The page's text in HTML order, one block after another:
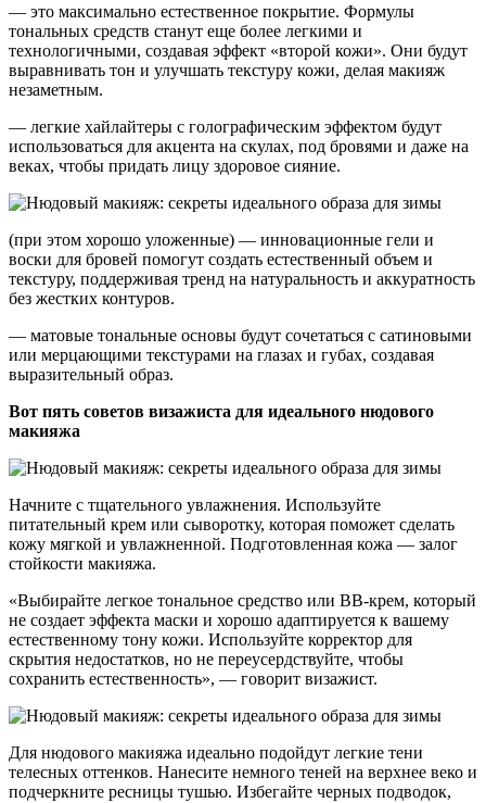
— это максимально естественное покрытие. Формулы
тональных средств станут еще более легкими и
технологичными, создавая эффект «второй кожи». Они будут
выравнивать тон и улучшать текстуру кожи, делая макияж
незаметным.
— легкие хайлайтеры с голографическим эффектом будут
использоваться для акцента на скулах, под бровями и даже на
веках, чтобы придать лицу здоровое сияние.
(при этом хорошо уложенные) — инновационные гели и
воски для бровей помогут создать естественный объем и
текстуру, поддерживая тренд на натуральность и аккуратность
без жестких контуров.
— матовые тональные основы будут сочетаться с сатиновыми
или мерцающими текстурами на глазах и губах, создавая
выразительный образ.
Вот пять советов визажиста для идеального нюдового
макияжа
Начните с тщательного увлажнения. Используйте
питательный крем или сыворотку, которая поможет сделать
кожу мягкой и увлажненной. Подготовленная кожа — залог
стойкости макияжа.
«Выбирайте легкое тональное средство или ВВ-крем, который
не создает эффекта маски и хорошо адаптируется к вашему
естественному тону кожи. Используйте корректор для
скрытия недостатков, но не переусердствуйте, чтобы
сохранить естественность», — говорит визажист.
Для нюдового макияжа идеально подойдут легкие тени
телесных оттенков. Нанесите немного теней на верхнее веко и
подчеркните ресницы тушью. Избегайте черных подводок,